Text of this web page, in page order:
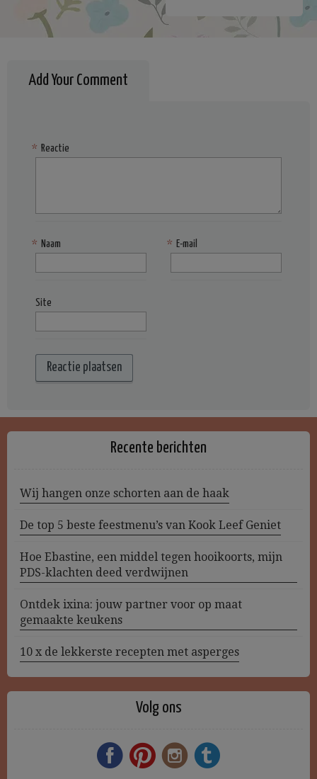
Add Your Comment
Reactie
*
Naam
* E-mail
*
Site
Recente berichten
Wij hangen onze schorten aan de haak
De top 5 beste feestmenu’s van Kook Leef Geniet
Hoe Ebastine, een middel tegen hooikoorts, mijn
PDS-klachten deed verdwijnen
Ontdek ixina: jouw partner voor op maat
gemaakte keukens
10 x de lekkerste recepten met asperges
Volg ons